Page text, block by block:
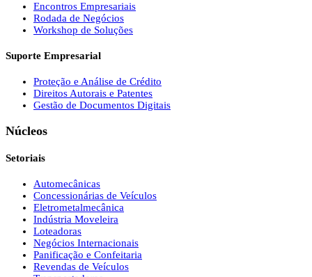
Encontros Empresariais
Rodada de Negócios
Workshop de Soluções
Suporte Empresarial
Proteção e Análise de Crédito
Direitos Autorais e Patentes
Gestão de Documentos Digitais
Núcleos
Setoriais
Automecânicas
Concessionárias de Veículos
Eletrometalmecânica
Indústria Moveleira
Loteadoras
Negócios Internacionais
Panificação e Confeitaria
Revendas de Veículos